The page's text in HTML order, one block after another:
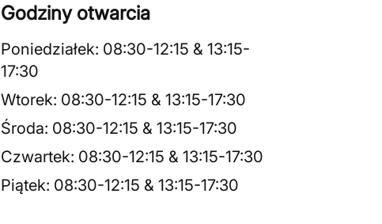
Godziny otwarcia
Poniedziałek: 08:30-12:15 &13:15-
17:30
Wtorek: 08:30-12:15 &13:15-17:30
Środa: 08:30-12:15 &13:15-17:30
Czwartek: 08:30-12:15 &13:15-17:30
Piątek: 08:30-12:15 &13:15-17:30